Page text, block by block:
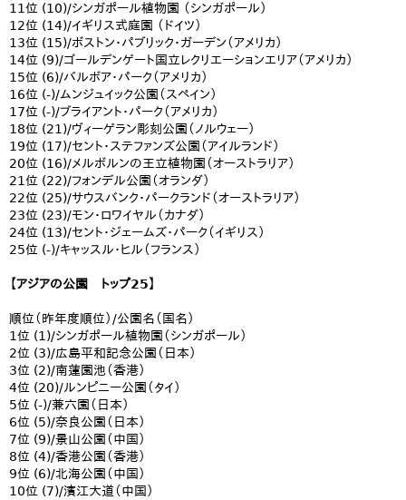
11位 (10)/シンガポール植物園 （シンガポール）
12位 (14)/イギリス式庭園 （ドイツ）
13位 (15)/ボストン・パブリック・ガーデン（アメリカ）
14位 (9)/ゴールデンゲート国立レクリエーションエリア（アメリカ）
15位 (6)/バルボア・パーク（アメリカ）
16位 (-)/ムンジュイック公園（スペイン）
17位 (-)/ブライアント・パーク（アメリカ）
18位 (21)/ヴィーゲラン彫刻公園（ノルウェー）
19位 (17)/セント・ステファンズ公園（アイルランド）
20位 (16)/メルボルンの王立植物園（オーストラリア）
21位 (22)/フォンデル公園（オランダ）
22位 (25)/サウスバンク・パークランド（オーストラリア）
23位 (23)/モン・ロワイヤル（カナダ）
24位 (13)/セント・ジェームズ・パーク（イギリス）
25位 (-)/キャッスル・ヒル（フランス）
【アジアの公園 トップ25】
順位（昨年度順位）/公園名（国名）
1位 (1)/シンガポール植物園（シンガポール）
2位 (3)/広島平和記念公園（日本）
3位 (2)/南蓮園池（香港）
4位 (20)/ルンピニー公園（タイ）
5位 (-)/兼六園（日本）
6位 (5)/奈良公園（日本）
7位 (9)/景山公園（中国）
8位 (4)/香港公園（香港）
9位 (6)/北海公園（中国）
10位 (7)/濱江大道（中国）